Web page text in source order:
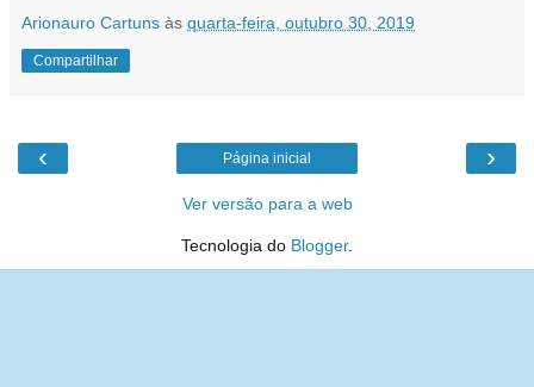
Arionauro Cartuns às quarta-feira, outubro 30, 2019
Compartilhar
‹ ›
Página inicial
Ver versão para a web
Tecnologia do Blogger.